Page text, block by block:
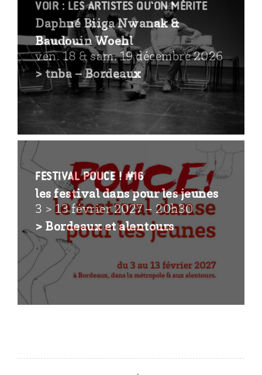
voir : Les artistes qu’on mérite
Daphné Biiga Nwanak &
Baudouin Woehl
ven. 18 & sam. 19 décembre 2026
> tnba – Bordeaux
Festival POUCE ! #16
les festival dans pour les jeunes
3 > 13 février 2027 – 20h30
> Bordeaux et alentours